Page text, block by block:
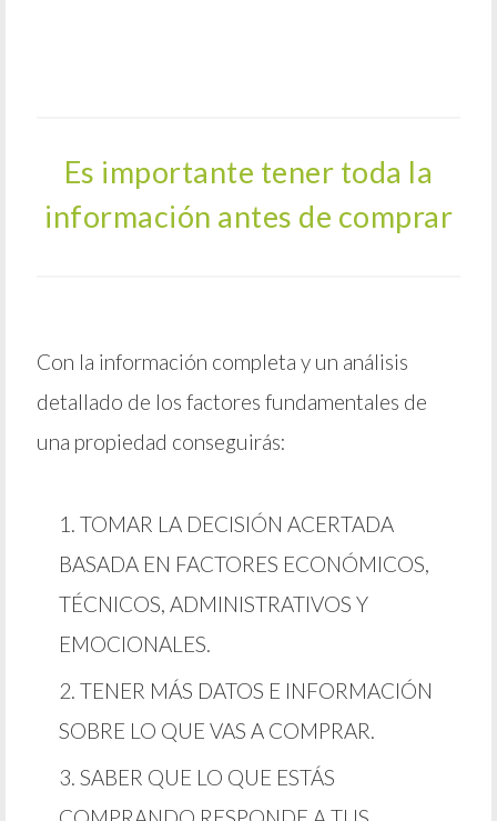
Es importante tener toda la
información antes de comprar
Con la información completa y un análisis
detallado de los factores fundamentales de
una propiedad conseguirás:
TOMAR LA DECISIÓN ACERTADA
BASADA EN FACTORES ECONÓMICOS,
TÉCNICOS, ADMINISTRATIVOS Y
EMOCIONALES.
TENER MÁS DATOS E INFORMACIÓN
SOBRE LO QUE VAS A COMPRAR.
SABER QUE LO QUE ESTÁS